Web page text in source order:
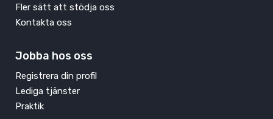
Fler sätt att stödja oss
Kontakta oss
Jobba hos oss
Registrera din profil
Lediga tjänster
Praktik